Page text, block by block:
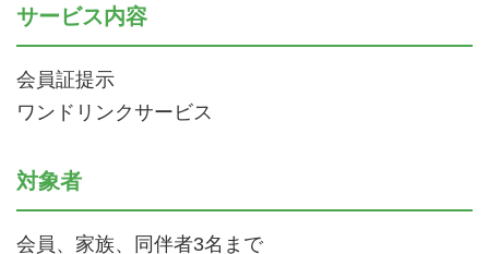
サービス内容
会員証提示
ワンドリンクサービス
対象者
会員、家族、同伴者3名まで